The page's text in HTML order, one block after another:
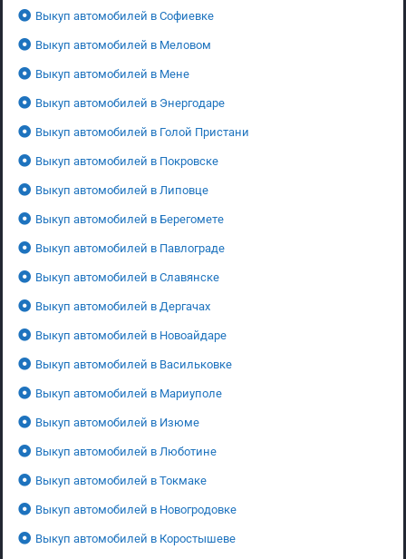
Выкуп автомобилей в Софиевке
Выкуп автомобилей в Меловом
Выкуп автомобилей в Мене
Выкуп автомобилей в Энергодаре
Выкуп автомобилей в Голой Пристани
Выкуп автомобилей в Покровске
Выкуп автомобилей в Липовце
Выкуп автомобилей в Берегомете
Выкуп автомобилей в Павлограде
Выкуп автомобилей в Славянске
Выкуп автомобилей в Дергачах
Выкуп автомобилей в Новоайдаре
Выкуп автомобилей в Васильковке
Выкуп автомобилей в Мариуполе
Выкуп автомобилей в Изюме
Выкуп автомобилей в Люботине
Выкуп автомобилей в Токмаке
Выкуп автомобилей в Новогродовке
Выкуп автомобилей в Коростышеве